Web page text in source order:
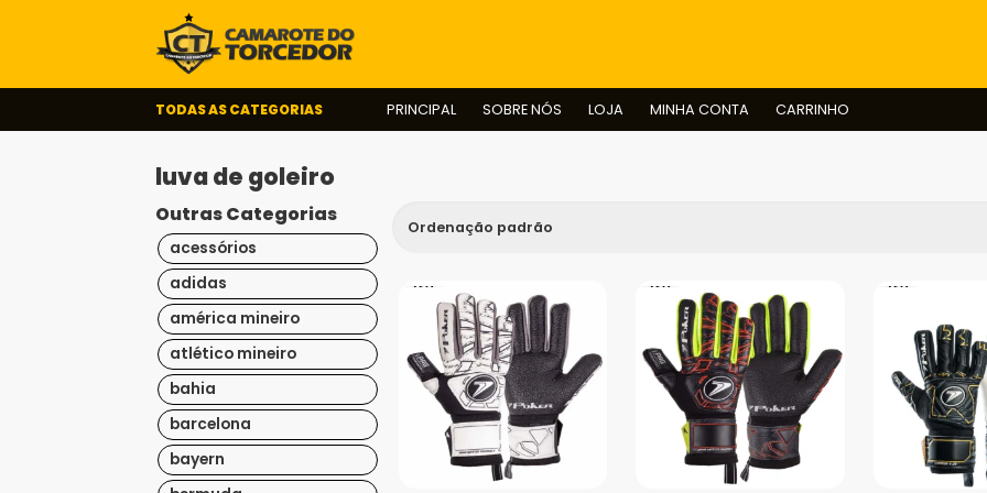
TODAS AS CATEGORIAS PRINCIPAL SOBRE NÓS LOJA MINHA CONTA CARRINHO
luva de goleiro
Outras Categorias
acessórios
adidas
américa mineiro
atlético mineiro
bahia
barcelona
bayern